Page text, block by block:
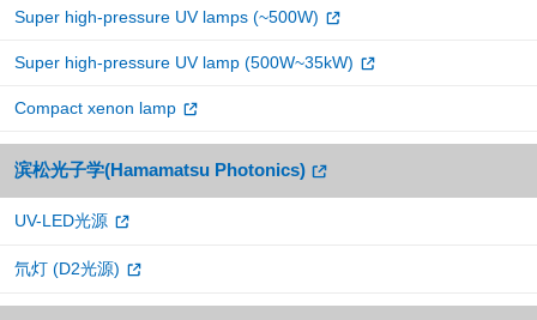
Super high-pressure UV lamps (~500W)
Super high-pressure UV lamp (500W~35kW)
Compact xenon lamp
滨松光子学(Hamamatsu Photonics)
UV-LED光源
氘灯 (D2光源)